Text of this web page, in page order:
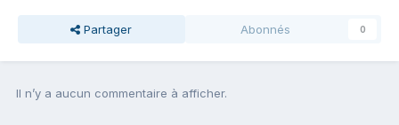
Partager Abonnés 0
Il n’y a aucun commentaire à afficher.